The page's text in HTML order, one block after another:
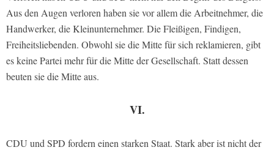
Aus den Augen verloren haben sie vor allem die Arbeitnehmer, die
Handwerker, die Kleinunternehmer. Die Fleißigen, Findigen,
Freiheitsliebenden. Obwohl sie die Mitte für sich reklamieren, gibt
es keine Partei mehr für die Mitte der Gesellschaft. Statt dessen
beuten sie die Mitte aus.
VI.
CDU und SPD fordern einen starken Staat. Stark aber ist nicht der